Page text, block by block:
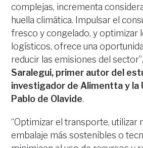
complejas, incrementa
huella climática. Impulsar el
fresco y congelado, y optimizar
logísticos, ofrece una
reducir las emisiones del
Saralegui, primer autor del
investigador de Alimentta y la
Pablo de Olavide.
“Optimizar el transporte, utilizar
embalaje más sostenibles o